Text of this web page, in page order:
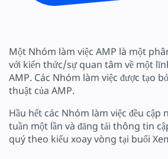
Một Nhóm làm việc AMP là một
với kiến thức/sự quan tâm về một
AMP. Các Nhóm làm việc được tạo
thuật của AMP.
Hầu hết các Nhóm làm việc đều
tuần một lần và đăng tải thông tin
quý theo kiểu xoay vòng tại buổi